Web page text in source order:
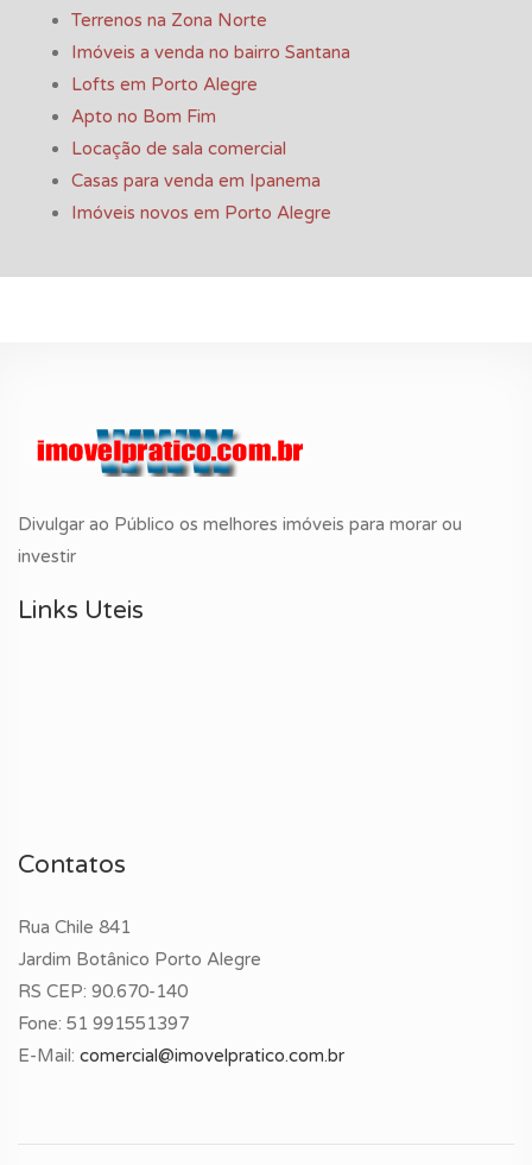
Terrenos na Zona Norte
Imóveis a venda no bairro Santana
Lofts em Porto Alegre
Apto no Bom Fim
Locação de sala comercial
Casas para venda em Ipanema
Imóveis novos em Porto Alegre
Divulgar ao Público os melhores imóveis para morar ou
investir
Links Uteis
Contatos
Rua Chile 841
Jardim Botânico Porto Alegre
RS CEP: 90.670-140
Fone: 51 991551397
E-Mail: comercial@imovelpratico.com.br